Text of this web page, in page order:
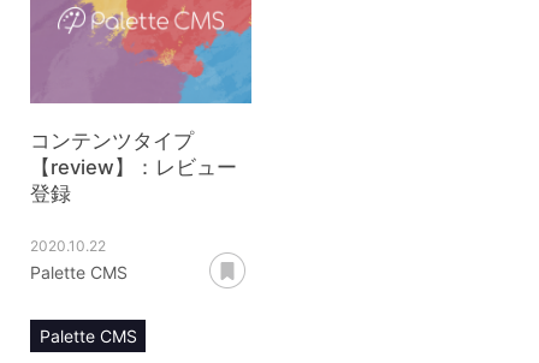
レビュー詳細
コンテンツタイプ
【review】：レビュー
登録
2020.10.22
Palette CMS
Palette CMS